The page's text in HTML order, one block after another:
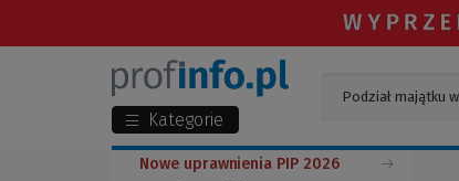
Kategorie
Nowe uprawnienia PIP 2026